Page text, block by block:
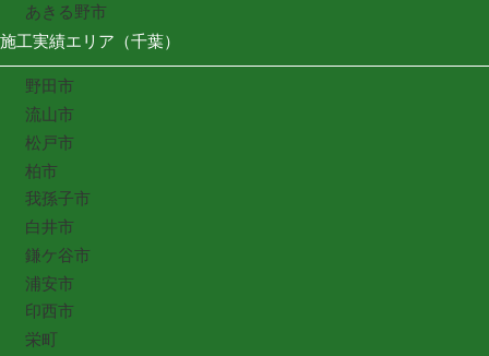
あきる野市
施工実績エリア（千葉）
野田市
流山市
松戸市
柏市
我孫子市
白井市
鎌ケ谷市
浦安市
印西市
栄町